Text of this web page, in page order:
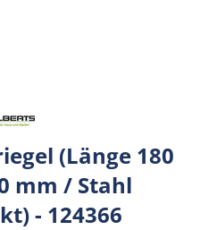
(Länge 180
mm / Stahl
- 124366